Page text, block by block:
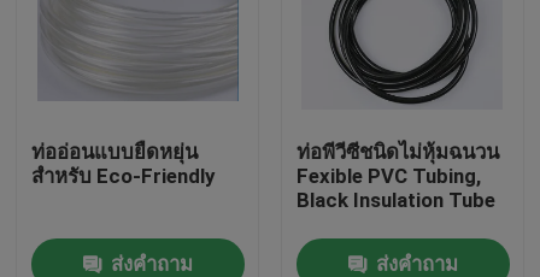
สินค้า
เกี่ยวกับเรา
ทัวร์โรงงาน
ควบคุมคุณภาพ
ท่ออ่อนแบบยืดหยุ่น
สำหรับ Eco-Friendly
ส่งคำถาม
ท่อพีวีซีชนิดไม่หุ้มฉนวน
Fexible PVC Tubing,
Black Insulation Tube
ส่งคำถาม